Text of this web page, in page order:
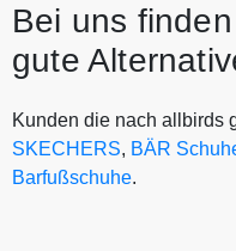
Bei uns
gute
Kunden die nach allbirds
SKECHERS, BÄR
Barfußschuhe.